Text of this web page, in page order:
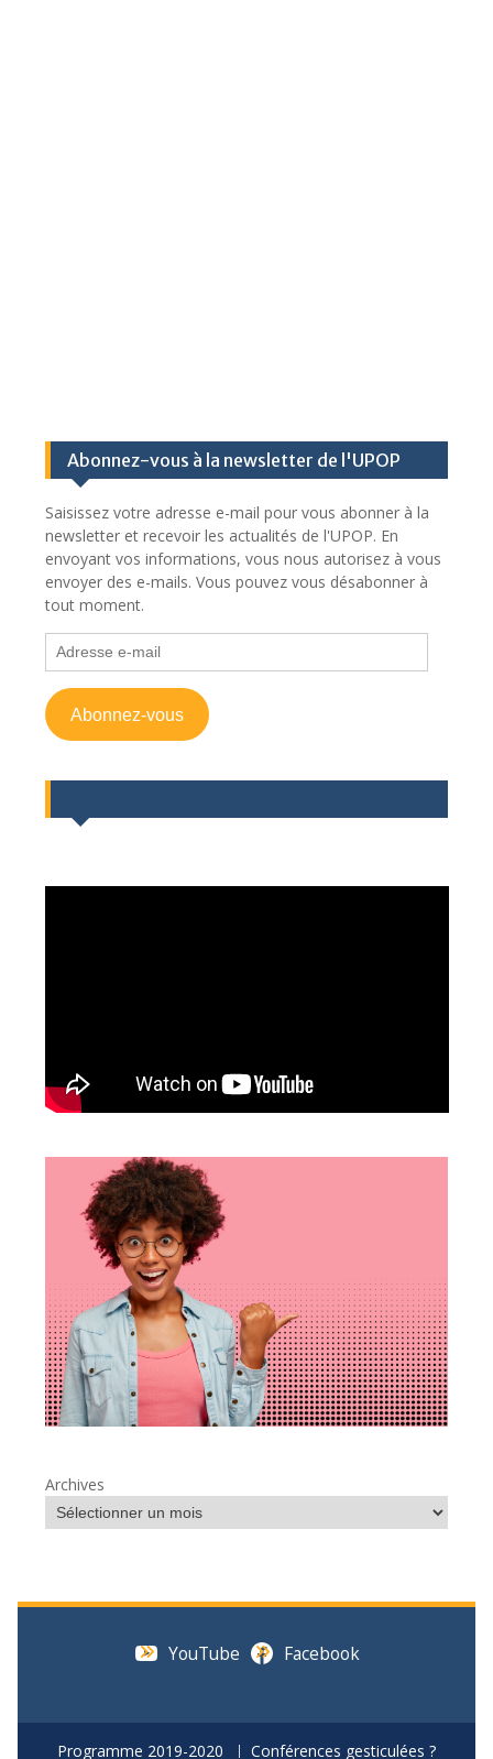
Abonnez-vous à la newsletter de l'UPOP
Saisissez votre adresse e-mail pour vous abonner à la
newsletter et recevoir les actualités de l'UPOP. En
envoyant vos informations, vous nous autorisez à vous
envoyer des e-mails. Vous pouvez vous désabonner à
tout moment.
Adresse
e-
mail
Abonnez-vous
Archives
YouTube Facebook
Programme 2019-2020 Conférences gesticulées ?